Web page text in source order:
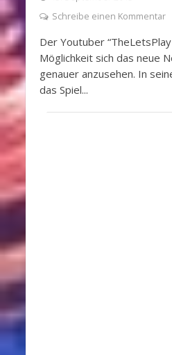
Schreibe einen Kommentar
Der Youtuber
Möglichkeit sich das neue
genauer anzusehen. In
das Spiel...